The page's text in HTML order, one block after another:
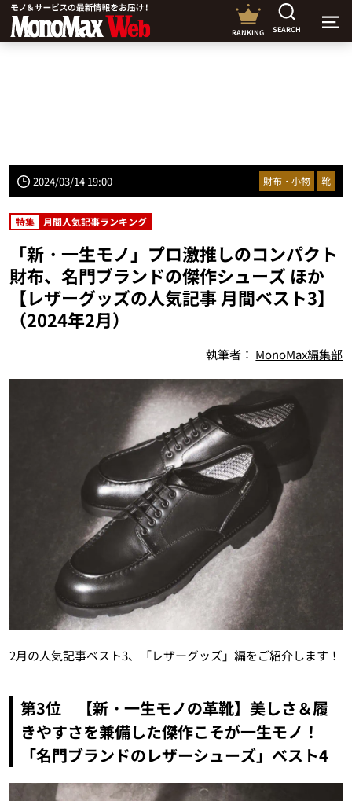
RANKING SEARCH
2024/03/14 19:00 財布・小物 靴
特集 月間人気記事ランキング
「新・一生モノ」プロ激推しのコンパクト
財布、名門ブランドの傑作シューズ ほか
【レザーグッズの人気記事 月間ベスト3】
（2024年2月）
執筆者： MonoMax編集部
2月の人気記事ベスト3、「レザーグッズ」編をご紹介します！
第3位 【新・一生モノの革靴】美しさ＆履
きやすさを兼備した傑作こそが一生モノ！
「名門ブランドのレザーシューズ」ベスト4